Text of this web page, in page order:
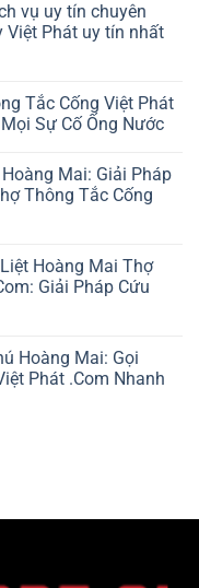
vụ uy tín chuyên
Việt Phát uy tín nhất
Tắc Cống Việt Phát
Sự Cố Ống Nước
Mai: Giải Pháp
Thông Tắc Cống
Hoàng Mai Thợ
Giải Pháp Cứu
Hoàng Mai: Gọi
Phát .Com Nhanh